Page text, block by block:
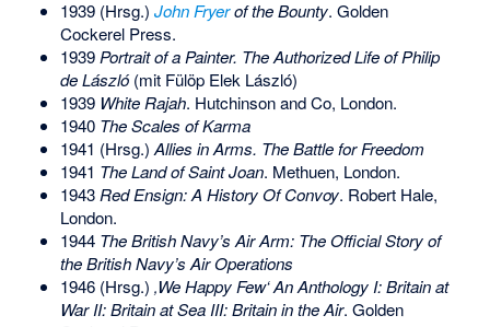
1939 (Hrsg.) John Fryerof the Bounty. Golden
Cockerel Press.
1939Portrait of a Painter. The Authorized Life ofPhilip
de László(mit Fülöp Elek László)
1939 White Rajah. Hutchinson and Co, London.
1940 The Scales of Karma
1941 (Hrsg.)Allies in Arms. The Battle for Freedom
1941 The Land of Saint Joan. Methuen, London.
1943Red Ensign: A History Of Convoy. Robert Hale,
London.
1944 The British Navy’s Air Arm: The Official Story of
the British Navy’s Air Operations
1946 (Hrsg.) ‚We Happy Few‘ An Anthology I: Britain at
War II: Britain at Sea III: Britain in the Air. Golden